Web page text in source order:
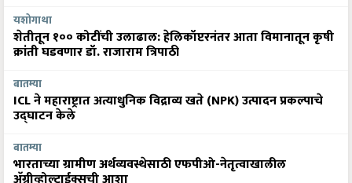
यशोगाथा
शेतीतून १०० कोटींची उलाढाल: हेलिकॉप्टरनंतर आता विमानातून कृषी
क्रांती घडवणार डॉ. राजाराम त्रिपाठी
बातम्या
ICL ने महाराष्ट्रात अत्याधुनिक विद्राव्य खते (NPK) उत्पादन प्रकल्पाचे
उद्घाटन केले
बातम्या
भारताच्या ग्रामीण अर्थव्यवस्थेसाठी एफपीओ-नेतृत्वाखालील